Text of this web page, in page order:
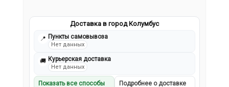
Доставка в город Колумбус
📍 Пункты самовывоза
Нет данных
🚚 Курьерская доставка
Нет данных
Показать все способы Подробнее о доставке